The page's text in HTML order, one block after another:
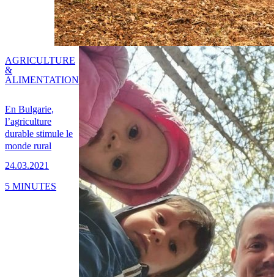
En Bulgarie,
l’agriculture
durable stimule le
monde rural
24.03.2021
AGRICULTURE
&
ALIMENTATION
5 MINUTES